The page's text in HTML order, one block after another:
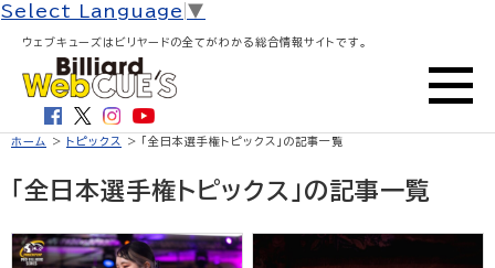
Select Language ▼
ウェブキューズはビリヤードの全てがわかる総合情報サイトです。
ホーム > トピックス > 「全日本選手権トピックス」の記事一覧
「全日本選手権トピックス」の記事一覧